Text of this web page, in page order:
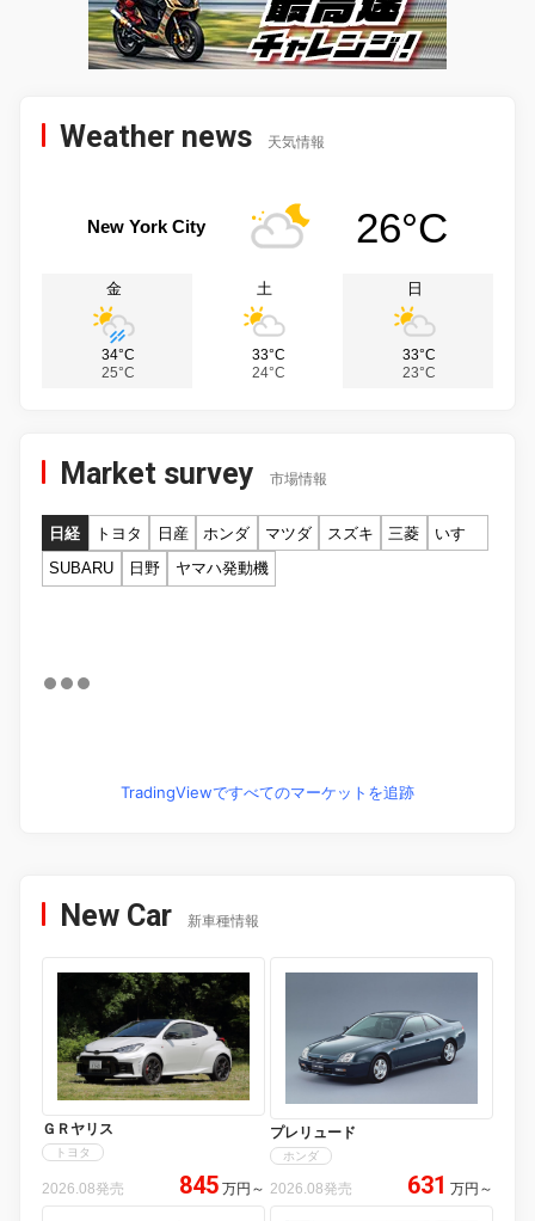
Weather news 天気情報
New York City 26°C
金
34°C
25°C
土
33°C
24°C
日
33°C
23°C
Market survey 市場情報
日経 トヨタ 日産 ホンダ マツダ スズキ 三菱
いすゞ
SUBARU
日野 ヤマハ発動機
TradingViewですべてのマーケットを追跡
New Car 新車種情報
ＧＲヤリス
トヨタ
2026.08発売 845 万円 ～
プレリュード
ホンダ
2026.08発売 631 万円 ～